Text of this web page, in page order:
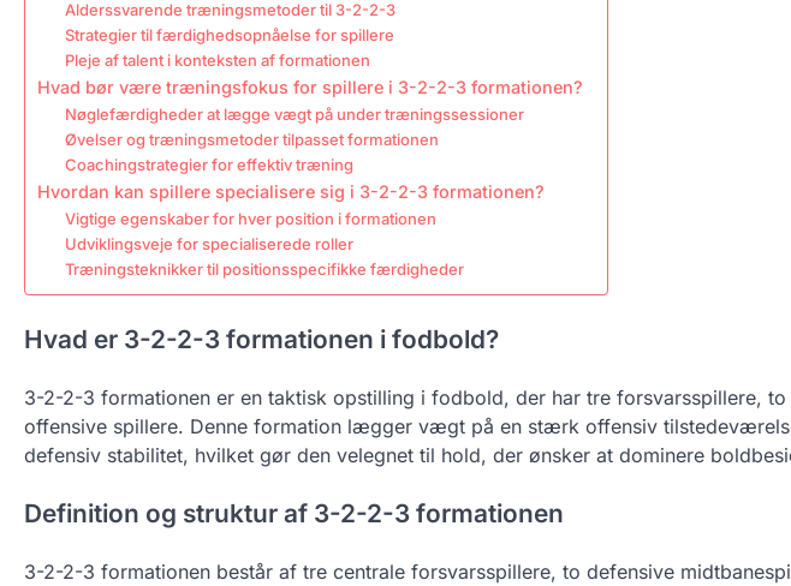
Alderssvarende træningsmetoder til 3-2-2-3
Strategier til færdighedsopnåelse for spillere
Pleje af talent i konteksten af formationen
Hvad bør være træningsfokus for spillere i 3-2-2-3 formationen?
Nøglefærdigheder at lægge vægt på under træningssessioner
Øvelser og træningsmetoder tilpasset formationen
Coachingstrategier for effektiv træning
Hvordan kan spillere specialisere sig i 3-2-2-3 formationen?
Vigtige egenskaber for hver position i formationen
Udviklingsveje for specialiserede roller
Træningsteknikker til positionsspecifikke færdigheder
Hvad er 3-2-2-3 formationen i fodbold?
3-2-2-3 formationen er en taktisk opstilling i fodbold, der har tre forsvarsspillere,
offensive spillere. Denne formation lægger vægt på en stærk offensiv
defensiv stabilitet, hvilket gør den velegnet til hold, der ønsker at dominere
Definition og struktur af 3-2-2-3 formationen
3-2-2-3 formationen består af tre centrale forsvarsspillere, to defensive